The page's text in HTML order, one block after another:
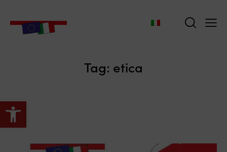
Apri la barra degli strumenti
Tag: etica